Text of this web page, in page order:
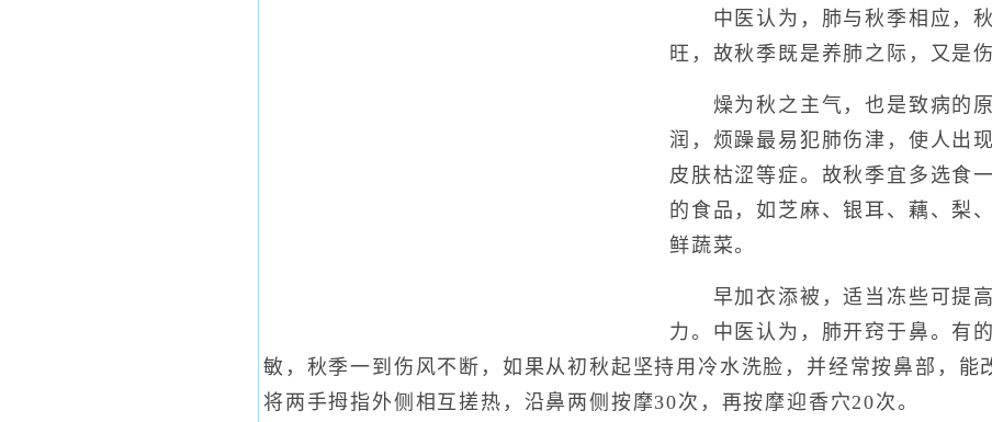
中医认为，肺与秋季相应，秋
旺，故秋季既是养肺之际，又是
燥为秋之主气，也是致病的原
润，烦躁最易犯肺伤津，使人出
皮肤枯涩等症。故秋季宜多选食
的食品，如芝麻、银耳、藕、梨
鲜蔬菜。
早加衣添被，适当冻些可提高
力。中医认为，肺开窍于鼻。有
敏，秋季一到伤风不断，如果从初秋起坚持用冷水洗脸，并经常按鼻部，能
将两手拇指外侧相互搓热，沿鼻两侧按摩30次，再按摩迎香穴20次。